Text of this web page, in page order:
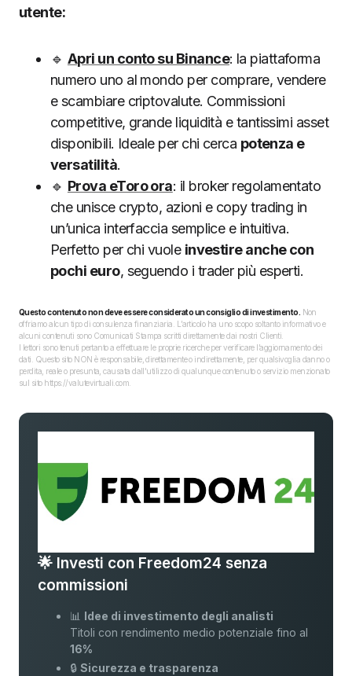
utente:
🔹 Apri un conto su Binance: la piattaforma
numero uno al mondo per comprare, vendere
e scambiare criptovalute. Commissioni
competitive, grande liquidità e tantissimi asset
disponibili. Ideale per chi cerca potenza e
versatilità.
🔹 Prova eToro ora: il broker regolamentato
che unisce crypto, azioni e copy trading in
un’unica interfaccia semplice e intuitiva.
Perfetto per chi vuole investire anche con
pochi euro, seguendo i trader più esperti.
Questo contenuto non deve essere considerato un consiglio di investimento. Non
offriamo alcun tipo di consulenza finanziaria. L’articolo ha uno scopo soltanto informativo e
alcuni contenuti sono Comunicati Stampa scritti direttamente dai nostri Clienti.
I lettori sono tenuti pertanto a effettuare le proprie ricerche per verificare l’aggiornamento dei
dati. Questo sito NON è responsabile, direttamente o indirettamente, per qualsivoglia danno o
perdita, reale o presunta, causata dall'utilizzo di qualunque contenuto o servizio menzionato
sul sito https://valutevirtuali.com.
🌟 Investi con Freedom24 senza
commissioni
📊 Idee di investimento degli analisti
Titoli con rendimento medio potenziale fino al
16%
🔒Sicurezza e trasparenza